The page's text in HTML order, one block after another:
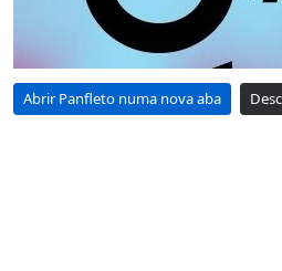
Abrir Panfleto numa nova aba